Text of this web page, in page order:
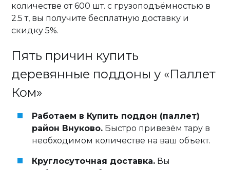
количестве от 600 шт. с грузоподъёмностью в
2.5 т, вы получите бесплатную доставку и
скидку 5%.
Пять причин купить
деревянные поддоны у «Паллет
Ком»
Работаем в Купить поддон (паллет)
район Внуково. Быстро привезём тару в
необходимом количестве на ваш объект.
Круглосуточная доставка. Вы